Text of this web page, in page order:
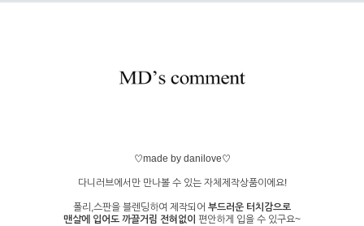
♡made by danilove♡
다니러브에서만 만나볼 수 있는 자체제작상품이에요!
폴리,스판을 블렌딩하여 제작되어 부드러운 터치감으로
맨살에 입어도 까끌거림 전혀없이 편안하게 입을 수 있구요~